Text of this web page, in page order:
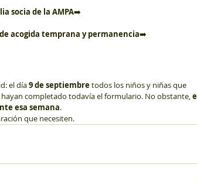
socia de la AMPA➡️
acogida temprana y permanencia➡️
el día 9 de septiembre todos los niños y niñas que
completado todavía el formulario. No obstante,
esa semana.
que necesiten.